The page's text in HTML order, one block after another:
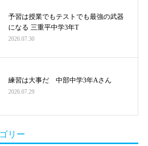
予習は授業でもテストでも最強の武器
になる 三重平中学3年T
2026.07.30
練習は大事だ 中部中学3年Aさん
2026.07.29
リー